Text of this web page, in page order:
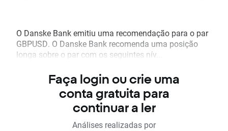
O Danske Bank emitiu uma recomendação para o par
GBPUSD. O Danske Bank recomenda uma posição
longa sobre o par com os seguintes nív...
Faça login ou crie uma
conta gratuita para
continuar a ler
Análises realizadas por